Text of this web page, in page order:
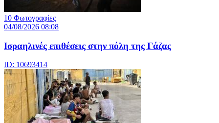
10 Φωτογραφίες
04/08/2026 08:08
Iσραηλινές επιθέσεις στην πόλη της Γάζας
ID: 10693414